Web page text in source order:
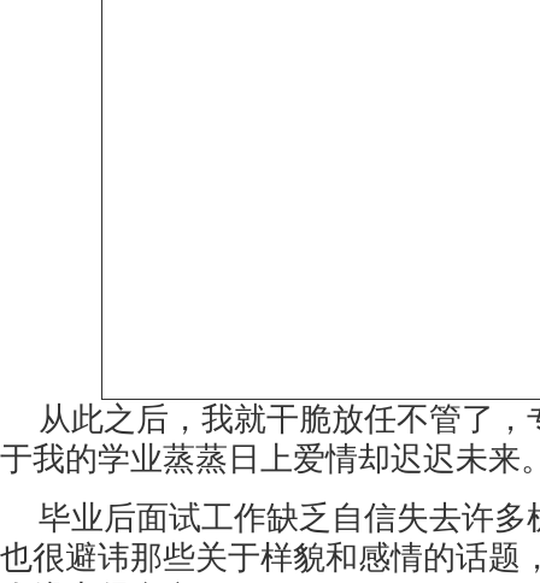
从此之后，我就干脆放任不管了
于我的学业蒸蒸日上爱情却迟迟未来
毕业后面试工作缺乏自信失去许多
也很避讳那些关于样貌和感情的话题